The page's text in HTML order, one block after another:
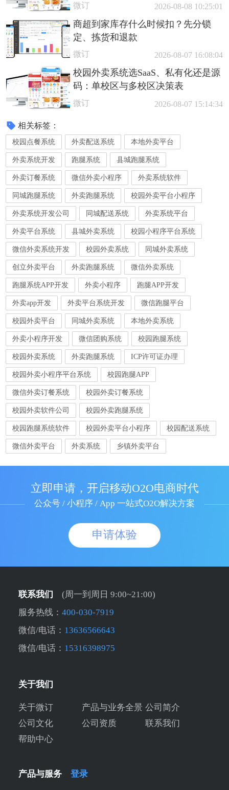
微订 2026-08-08 10:25:01
商超到家库存什么时候扣？先分锁
定、拣货和退款
微订 2026-08-07 16:08:04
校园外卖系统选SaaS、私有化还是源
码：单校区与多校区决策表
微订 2026-08-07 15:14:34
相关标签：
校园点餐系统 外卖配送系统 本地外卖平台
外卖系统开发 跑腿系统 县城跑腿系统
外卖订餐系统 微信外卖小程序 外卖系统软件
同城跑腿系统 外卖跑腿系统 校园外卖平台小程序
外卖系统开发公司 同城配送系统 外卖系统平台
外卖平台系统 县城外卖系统 校园小程序平台系统
微信外卖系统开发 校园外卖系统 同城外卖系统
创立外卖平台 外卖跑腿系统 微信外卖系统
跑腿系统APP开发 外卖小程序 跑腿APP开发
外卖app开发 外卖平台系统开发 微信跑腿平台
校园外卖平台 同城外卖系统 本地外卖系统
外卖小程序开发 微信团购系统 校园跑腿系统
校园外卖系统 外卖跑腿系统 ICP许可证办理
校园外卖小程序平台系统 校园跑腿APP
微信外卖订餐系统 校园外卖订餐系统
校园外卖软件公司 校园外卖跑腿系统
校园跑腿系统软件 校园外卖平台小程序 校园配送系统
微信外卖平台 外卖系统 乡镇外卖平台
立即申请，开启移动O2O电商时代
公众号 / 小程序 / App 一站式O2O解决方案
申请体验
联系我们
(周一到周日 9:00~21:00)
服务热线： 400-030-7919
微信/电话： 13636566643
微信/电话： 15316398975
关于我们
关于微订 产品与业务全景 公司简介
公司文化
公司资质
联系我们
帮助中心
产品与服务 登录